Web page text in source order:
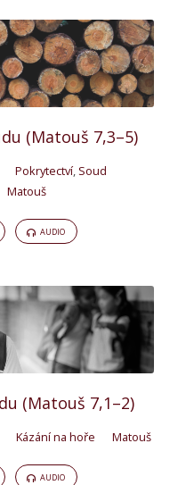
(Matouš 7,3–5)
Pokrytectví Soud
Matouš
AUDIO
(Matouš 7,1–2)
Kázání na hoře Matouš
AUDIO